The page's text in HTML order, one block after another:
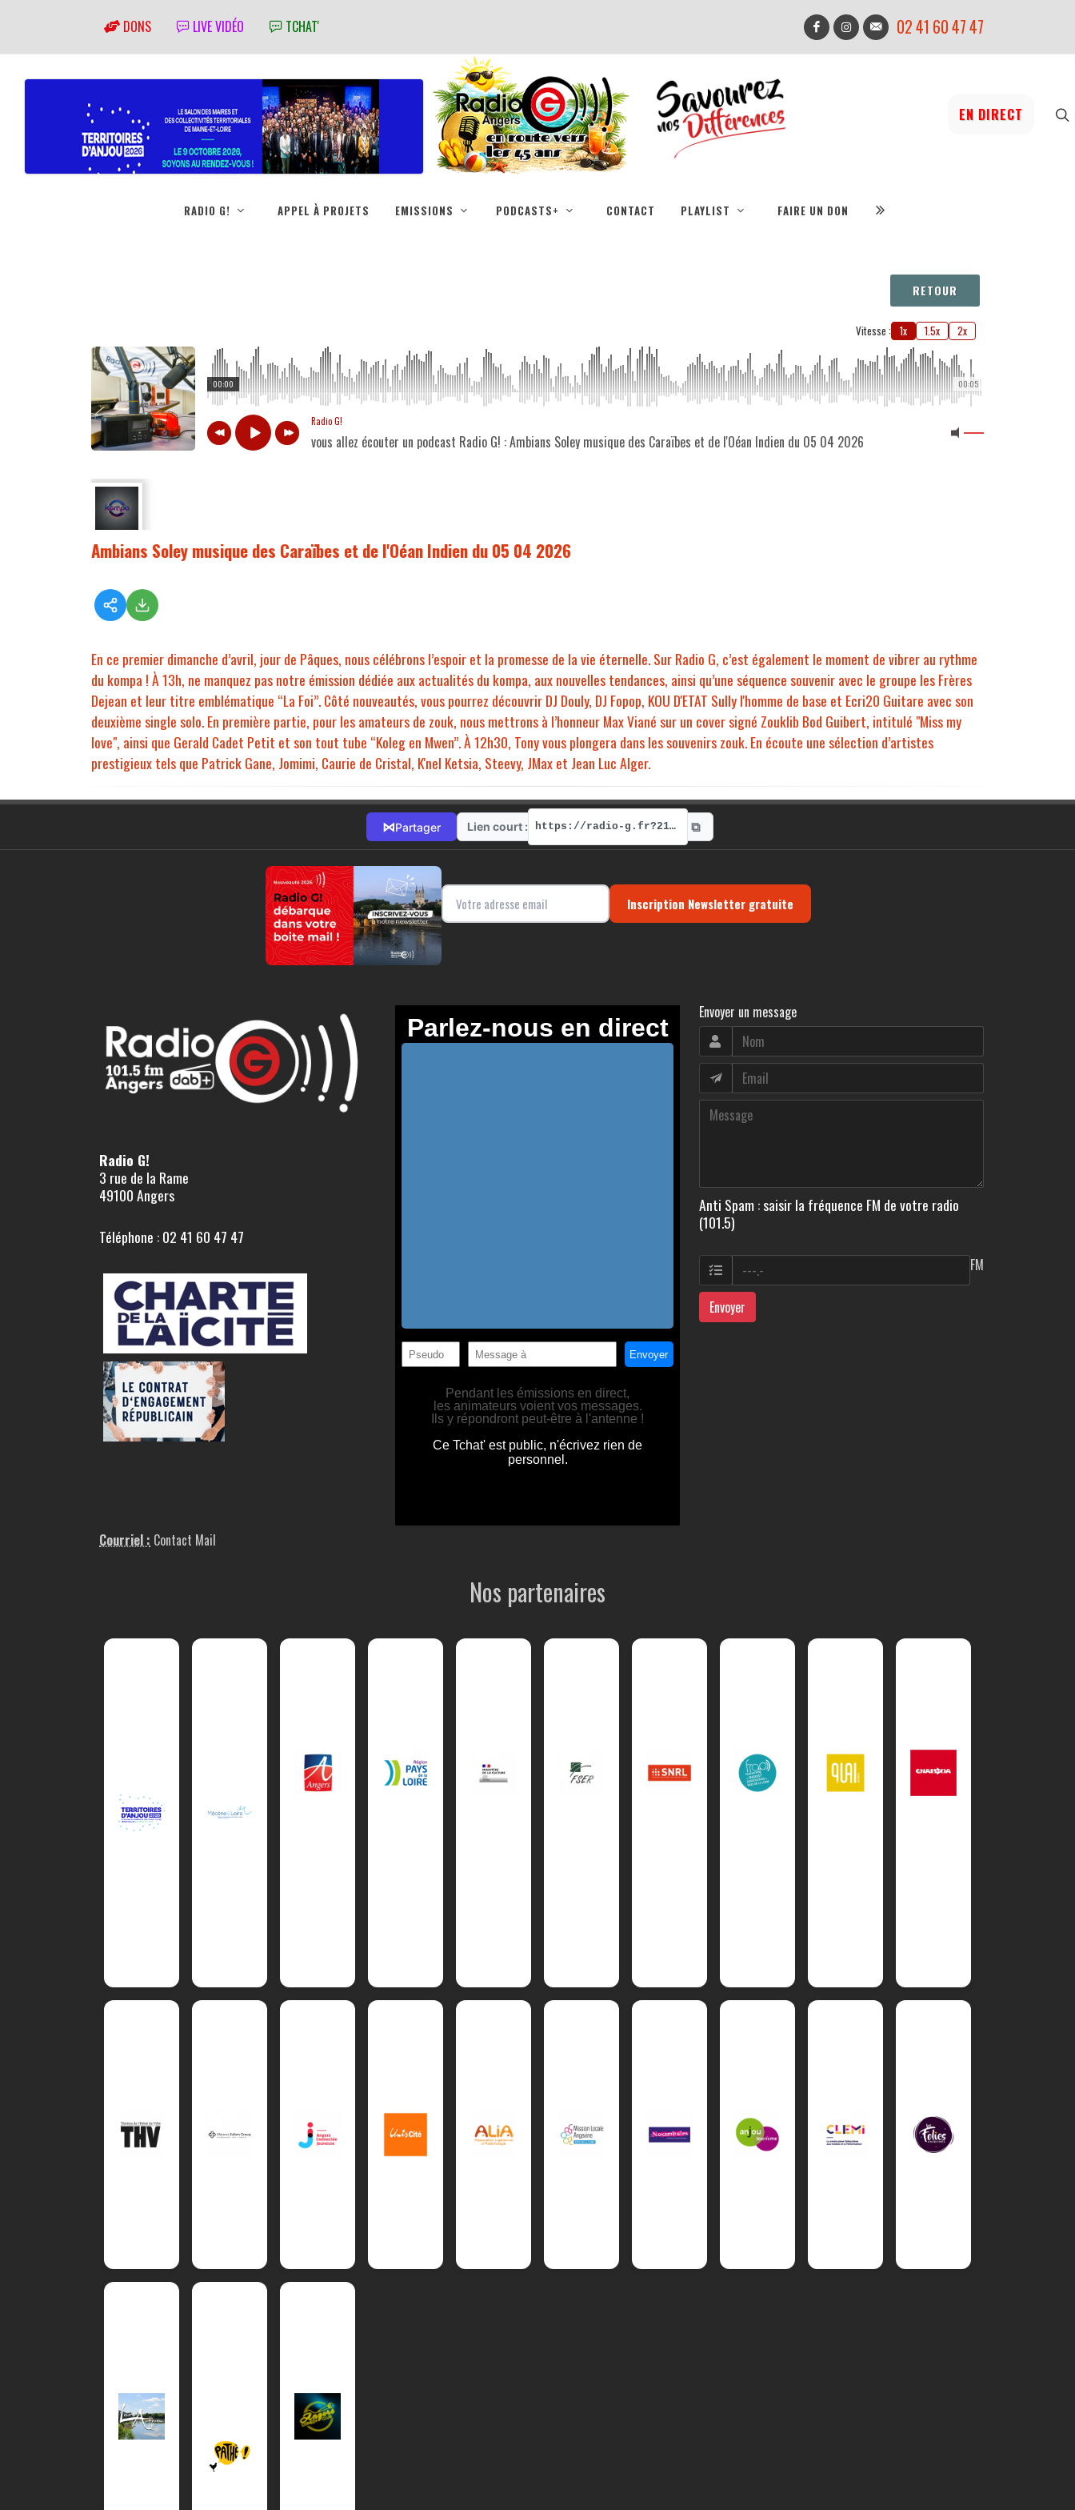
DONS LIVE VIDÉO TCHAT' 02 41 60 47 47
EN DIRECT
RADIO G! APPEL À PROJETS EMISSIONS PODCASTS+ CONTACT PLAYLIST FAIRE UN DON
RETOUR
Vitesse : 1x 1.5x 2x
00:05
00:00
Radio G!
vous allez écouter un podcast Radio G! : Ambians Soley musique des Caraïbes et de l'Oéan Indien du 05 04 2026
Ambians Soley musique des Caraïbes et de l'Oéan Indien du 05 04 2026
En ce premier dimanche d’avril, jour de Pâques, nous célébrons l’espoir et la promesse de la vie éternelle. Sur Radio G, c’est également le moment de vibrer au rythme
du kompa ! À 13h, ne manquez pas notre émission dédiée aux actualités du kompa, aux nouvelles tendances, ainsi qu’une séquence souvenir avec le groupe les Frères
Dejean et leur titre emblématique “La Foi”. Côté nouveautés, vous pourrez découvrir DJ Douly, DJ Fopop, KOU D'ETAT Sully l'homme de base et Ecri20 Guitare avec son
deuxième single solo. En première partie, pour les amateurs de zouk, nous mettrons à l’honneur Max Viané sur un cover signé Zouklib Bod Guibert, intitulé "Miss my
love", ainsi que Gerald Cadet Petit et son tout tube “Koleg en Mwen”. À 12h30, Tony vous plongera dans les souvenirs zouk. En écoute une sélection d’artistes
prestigieux tels que Patrick Gane, Jomimi, Caurie de Cristal, K'nel Ketsia, Steevy, JMax et Jean Luc Alger.
⋈Partager Lien court : https://radio-g.fr?21550 ⧉
Inscription Newsletter gratuite
Radio G!
3 rue de la Rame
49100 Angers
Téléphone : 02 41 60 47 47
Courriel : Contact Mail
Envoyer un message
Anti Spam : saisir la fréquence FM de votre radio
(101.5)
FM
Envoyer
Nos partenaires